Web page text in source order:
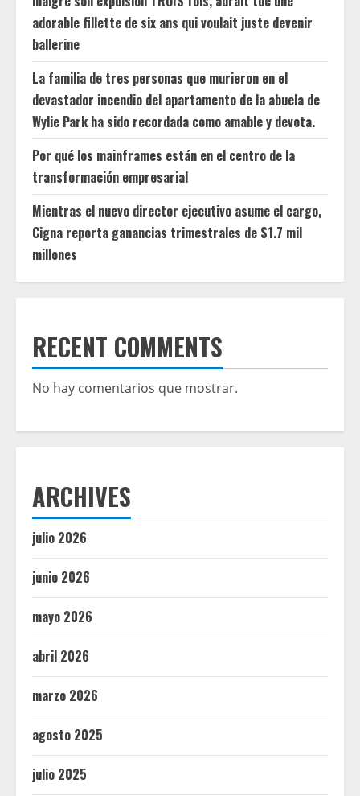
adorable fillette de six ans qui voulait juste devenir
ballerine
La familia de tres personas que murieron en el
devastador incendio del apartamento de la abuela de
Wylie Park ha sido recordada como amable y devota.
Por qué los mainframes están en el centro de la
transformación empresarial
Mientras el nuevo director ejecutivo asume el cargo,
Cigna reporta ganancias trimestrales de $1.7 mil
millones
RECENT COMMENTS
No hay comentarios que mostrar.
ARCHIVES
julio 2026
junio 2026
mayo 2026
abril 2026
marzo 2026
agosto 2025
julio 2025